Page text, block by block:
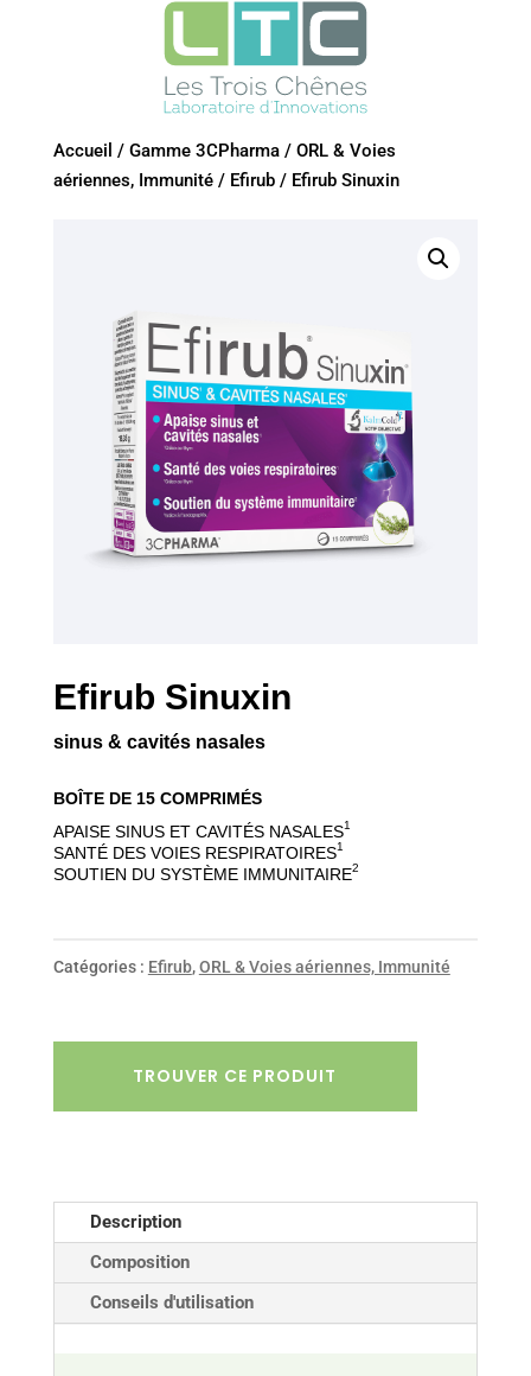
Accueil / Gamme 3CPharma/ ORL & Voies
aériennes, Immunité/ Efirub/ Efirub Sinuxin
Efirub Sinuxin
sinus & cavités nasales
BOÎTE DE 15 COMPRIMÉS
APAISE SINUS ET CAVITÉS NASALES1
SANTÉ DES VOIES RESPIRATOIRES1
SOUTIEN DU SYSTÈME IMMUNITAIRE2
Catégories : Efirub,ORL & Voies aériennes, Immunité
TROUVER CE PRODUIT
Description
Composition
Conseils d'utilisation